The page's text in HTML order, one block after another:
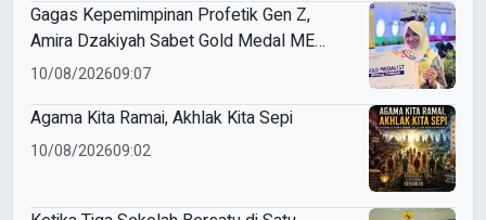
Gagas Kepemimpinan Profetik Gen Z,
Amira Dzakiyah Sabet Gold Medal ME
Award 2026
10/08/202609:07
Agama Kita Ramai, Akhlak Kita Sepi
10/08/202609:02